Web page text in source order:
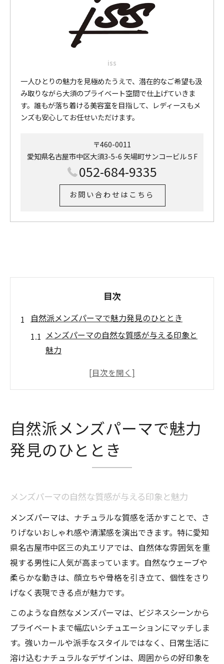
iss
一人ひとりの魅力を見極めたうえで、潜在的なご希望も汲
み取りながら大須のプライベート空間で仕上げていきま
す。誰もが落ち着ける美容室を目指して、レディースもメ
ンズも安心してお任せいただけます。
〒460-0011
愛知県名古屋市中区大須3-5-6 矢場町サンコービル５F
052-684-9335
お問い合わせはこちら
目次
自然派メンズパーマで魅力発見のひととき
メンズパーマの自然な質感が与える印象と
魅力
自然草を活かしたメンズパーマの特徴とは
化
美しさを引き出す自然派メンズパーマのポ
マ体験
メンズパーマが人気の三の丸エリア最新事
情
自然な仕上がりを求めるメンズパーマユー
ザー増加中
三の丸で話題の自然草メンズパーマの体験
ポイント
サロン選びで失敗しないメンズパーマの選
び方
愛知県の流行を先取りするメンズパーマ体
験談
自然派メンズパーマで魅力
発見のひととき
メンズパーマの自然な質感が与える印象と魅力
メンズパーマは、ナチュラルな質感を活かすことで、さ
りげないおしゃれ感や清潔感を演出できます。特に愛知
県名古屋市中区三の丸エリアでは、自然体な雰囲気を重
視する男性に人気が高まっています。自然なウェーブや
柔らかな動きは、顔立ちや骨格を引き立て、個性をさり
げなく表現できる点が魅力です。
このような自然なメンズパーマは、ビジネスシーンから
プライベートまで幅広いシチュエーションにマッチしま
す。強いカールや派手なスタイルではなく、日常生活に
溶け込むナチュラルなデザインは、周囲からの好印象を